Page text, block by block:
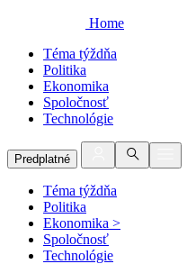
Home
Téma týždňa
Politika
Ekonomika
Spoločnosť
Technológie
Predplatné
Téma týždňa
Politika
Ekonomika >
Spoločnosť
Technológie